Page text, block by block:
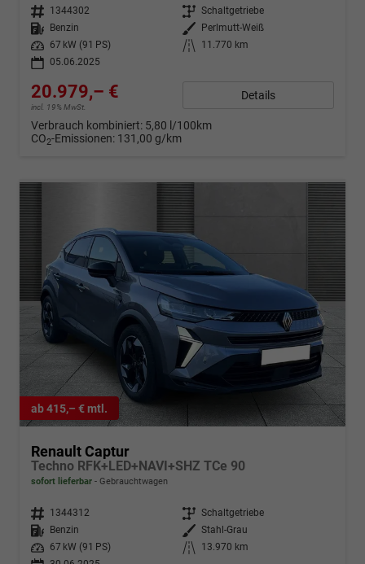
Fahrzeugnr. 1344302 Getriebe Schaltgetriebe
Kraftstoff
Benzin Außenfarbe
Perlmutt-Weiß
Leistung
67 kW (91 PS) Kilometerstand
11.770 km
05.06.2025
20.979,– €
incl. 19% MwSt.
Details
Verbrauch kombiniert: 5,80 l/100km
CO2-Emissionen: 131,00 g/km
ab 415,– € mtl.
Renault Captur
Techno RFK+LED+NAVI+SHZ TCe 90
sofort lieferbar Gebrauchtwagen
Fahrzeugnr. 1344312 Getriebe Schaltgetriebe
Kraftstoff
Benzin Außenfarbe Stahl-Grau
Leistung
67 kW (91 PS) Kilometerstand
13.970 km